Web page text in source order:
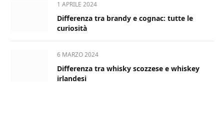
1 APRILE 2024
Differenza tra brandy e cognac: tutte le
curiosità
6 MARZO 2024
Differenza tra whisky scozzese e whiskey
irlandesi